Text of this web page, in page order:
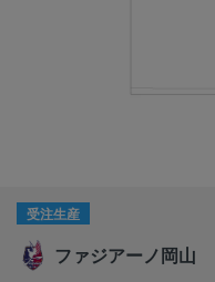
受注生産
ファジアーノ岡山